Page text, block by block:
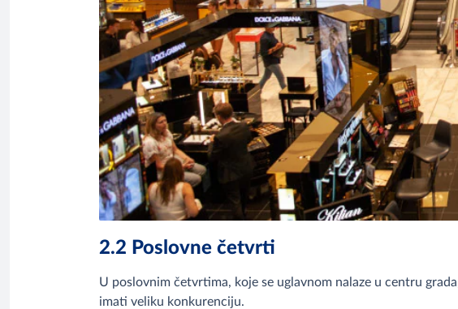
2.2 Poslovne četvrti
U poslovnim četvrtima, koje se uglavnom nalaze u centru
imati veliku konkurenciju.